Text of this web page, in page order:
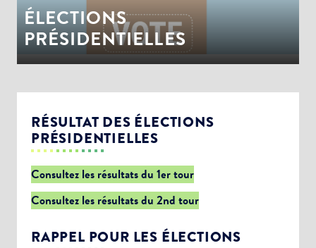
ÉLECTIONS
PRÉSIDENTIELLES
RÉSULTAT DES ÉLECTIONS
PRÉSIDENTIELLES
Consultez les résultats du 1er tour
Consultez les résultats du 2nd tour
RAPPEL POUR LES ÉLECTIONS